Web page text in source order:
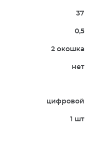
37
0,5
2 окошка
нет
цифровой
1 шт